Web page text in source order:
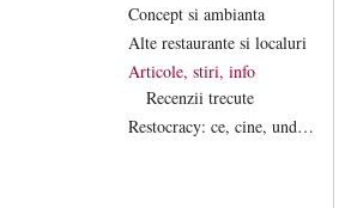
Concept si ambianta
Alte restaurante si localuri
Articole, stiri, info
Recenzii trecute
Restocracy: ce, cine, unde...